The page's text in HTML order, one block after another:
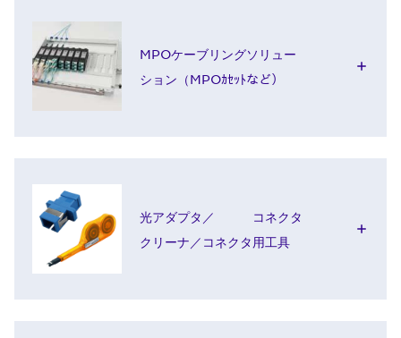
MPOケーブリングソリュー
ション（MPOｶｾｯﾄなど）
光アダプタ／ コネクタ
クリーナ／コネクタ用工具